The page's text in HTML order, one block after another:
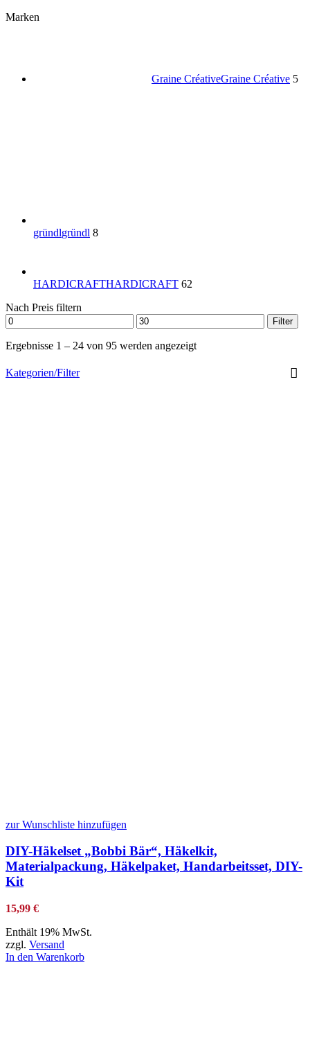
Marken
Graine CréativeGraine Créative 5
gründlgründl 8
HARDICRAFTHARDICRAFT 62
Nach Preis filtern
Filter
Ergebnisse 1 – 24 von 95 werden angezeigt
Kategorien/Filter
zur Wunschliste hinzufügen
DIY-Häkelset „Bobbi Bär“, Häkelkit,
Materialpackung, Häkelpaket, Handarbeitsset, DIY-
Kit
15,99 €
Enthält 19% MwSt.
zzgl. Versand
In den Warenkorb